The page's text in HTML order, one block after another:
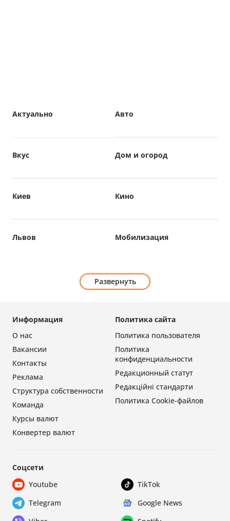
Авто
Актуально
Вкус Дом и огород
Киев Кино
Львов Мобилизация
Развернуть
Политика сайта
Политика пользователя
Политика
конфиденциальности
Редакционный статут
Редакційні стандарти
Политика Cookie-файлов
Информация
О нас
Вакансии
Контакты
Реклама
Структура собственности
Команда
Курсы валют
Конвертер валют
Соцсети
Youtube
TikTok
Telegram
Google News